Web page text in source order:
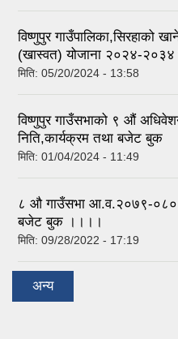
विष्णुपुर गाउँपालिका,सिरहाको
(खास्वत) योजाना २०२४-२०३४
मिति: 05/20/2024 - 13:58
विष्णुपुर गाउँसभाको ९ औं
निति,कार्यक्रम तथा बजेट बुक
मिति: 01/04/2024 - 11:49
८ औ गाउँसभा आ.व.२०७९-०८०
बजेट बुक ।।।।
मिति: 09/28/2022 - 17:19
अन्य